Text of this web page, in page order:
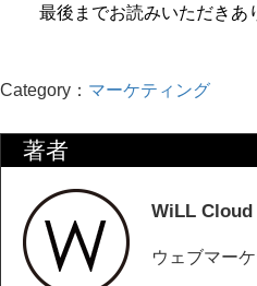
最後までお読みいただきあ
Category： マーケティング
著者
WiLL Cloud
ウェブマー